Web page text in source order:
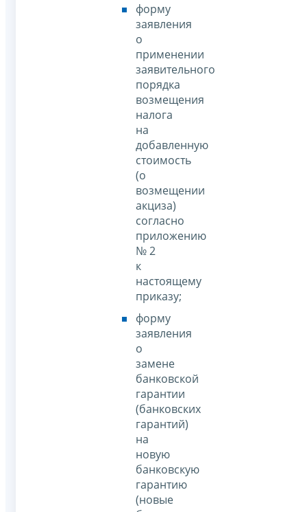
форму
заявления
о
применении
заявительного
порядка
возмещения
налога
на
добавленную
стоимость
(о
возмещении
акциза)
согласно
приложению
№ 2
к
настоящему
приказу;
форму
заявления
о
замене
банковской
гарантии
(банковских
гарантий)
на
новую
банковскую
гарантию
(новые